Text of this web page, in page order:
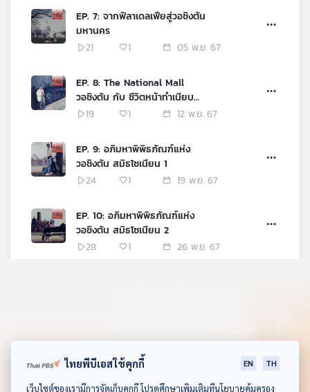
ดาวน์โหลด Thai PBS Podcast Application
EP. 7: จากฟิลาเดลเฟียสู่วอชิงตัน
มหานคร
21
1 05 พ.ย. 67
EP. 8: The National Mall
วอชิงตัน กับ ชีวิตหน้าทำเนียบ
ขาว19 1 12 พ.ย. 67
EP. 9: อภิมหาพิพิธภัณฑ์แห่ง
วอชิงตัน สมิธโซเนียน 1
24
1 19 พ.ย. 67
EP. 10: อภิมหาพิพิธภัณฑ์แห่ง
วอชิงตัน สมิธโซเนียน 2
28
1 26 พ.ย. 67
ไทยพีบีเอสใช้คุกกี้ EN TH
เว็บไซต์ของเรามีการจัดเก็บคุกกี้ โปรดศึกษาเพิ่มเติมที่นโยบายคุ้มครอง